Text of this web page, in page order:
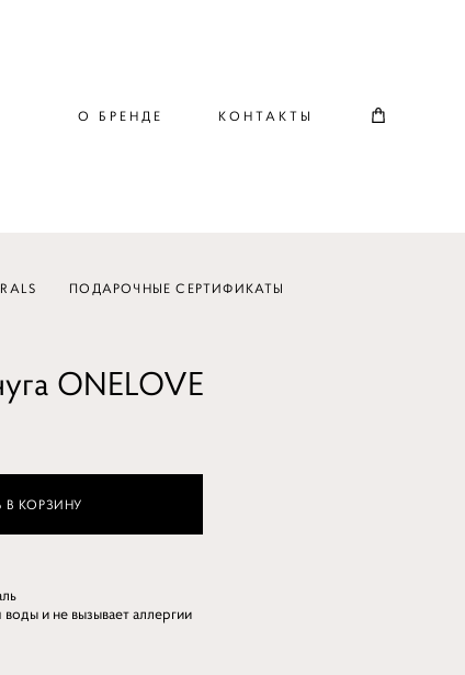
О БРЕНДЕ КОНТАКТЫ
ПОДАРОЧНЫЕ СЕРТИФИКАТЫ
ONELOVE
В КОРЗИНУ
и не вызывает аллергии